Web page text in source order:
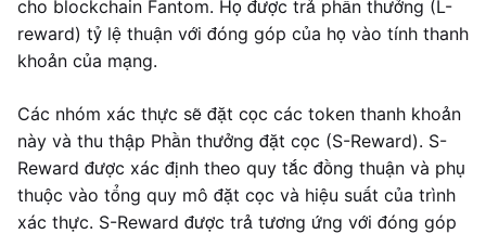
cho blockchain Fantom. Họ được trả phần thưởng (L-
reward) tỷ lệ thuận với đóng góp của họ vào tính thanh
khoản của mạng.
Các nhóm xác thực sẽ đặt cọc các token thanh khoản
này và thu thập Phần thưởng đặt cọc (S-Reward). S-
Reward được xác định theo quy tắc đồng thuận và phụ
thuộc vào tổng quy mô đặt cọc và hiệu suất của trình
xác thực. S-Reward được trả tương ứng với đóng góp